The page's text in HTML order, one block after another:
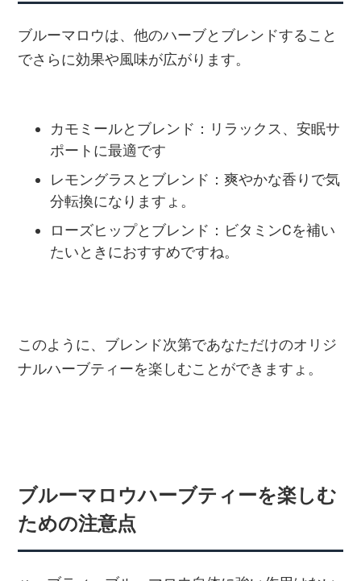
ブルーマロウは、他のハーブとブレンドすること
でさらに効果や風味が広がります。
カモミールとブレンド：リラックス、安眠サ
ポートに最適です
レモングラスとブレンド：爽やかな香りで気
分転換になりますょ。
ローズヒップとブレンド：ビタミンCを補い
たいときにおすすめですね。
このように、ブレンド次第であなただけのオリジ
ナルハーブティーを楽しむことができますょ。
ブルーマロウハーブティーを楽しむ
ための注意点